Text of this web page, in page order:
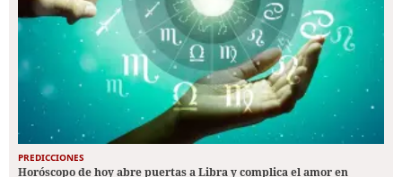
PREDICCIONES
Horóscopo de hoy abre puertas a Libra y complica el amor en